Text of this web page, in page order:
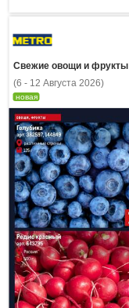
Свежие овощи и фрукты
(6 - 12 Августа 2026)
новая